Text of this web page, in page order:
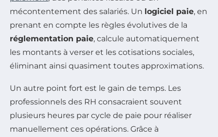
mécontentement des salariés. Un logiciel paie, en
prenant en compte les règles évolutives de la
réglementation paie, calcule automatiquement
les montants à verser et les cotisations sociales,
éliminant ainsi quasiment toutes approximations.
Un autre point fort est le gain de temps. Les
professionnels des RH consacraient souvent
plusieurs heures par cycle de paie pour réaliser
manuellement ces opérations. Grâce à